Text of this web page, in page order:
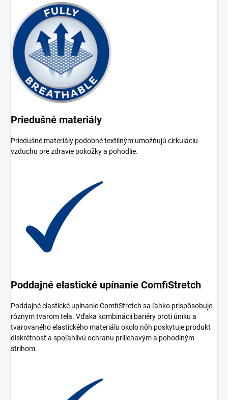
Priedušné materiály
Priedušné materiály podobné textilným umožňujú cirkuláciu
vzduchu pre zdravie pokožky a pohodlie.
Poddajné elastické upínanie ComfiStretch
Poddajné elastické upínanie ComfiStretch sa ľahko prispôsobuje
rôznym tvarom tela. Vďaka kombinácii bariéry proti úniku a
tvarovaného elastického materiálu okolo nôh poskytuje produkt
diskrétnosť a spoľahlivú ochranu priliehavým a pohodlným
strihom.